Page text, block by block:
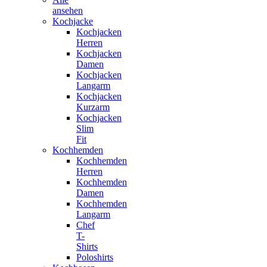
ansehen
Kochjacke
Kochjacken
Herren
Kochjacken
Damen
Kochjacken
Langarm
Kochjacken
Kurzarm
Kochjacken
Slim
Fit
Kochhemden
Kochhemden
Herren
Kochhemden
Damen
Kochhemden
Langarm
Chef
T-
Shirts
Poloshirts